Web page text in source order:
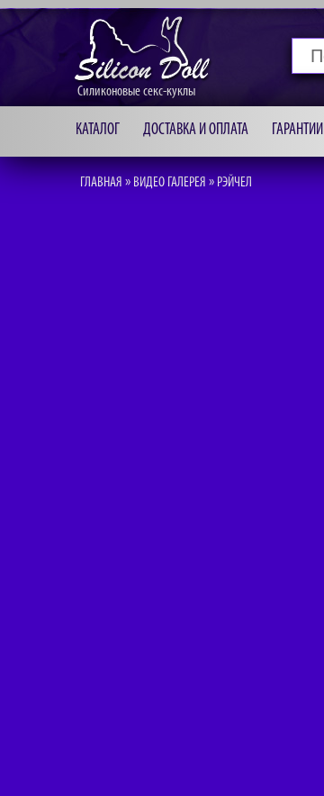
Силиконовые секс-куклы
КАТАЛОГ ДОСТАВКА И ОПЛАТА ГАРАНТИИ
ГЛАВНАЯ » ВИДЕО ГАЛЕРЕЯ » РЭЙЧЕЛ